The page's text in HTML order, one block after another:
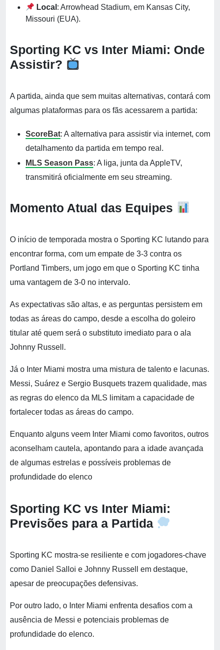
Local : Arrowhead Stadium, em Kansas City,
Missouri (EUA).
Sporting KC vs Inter Miami: Onde
Assistir?
A partida, ainda que sem muitas alternativas, contará com
algumas plataformas para os fãs acessarem a partida:
ScoreBat: A alternativa para assistir via internet, com
detalhamento da partida em tempo real.
MLS Season Pass: A liga, junta da AppleTV,
transmitirá oficialmente em seu streaming.
Momento Atual das Equipes
O início de temporada mostra o Sporting KC lutando para
encontrar forma, com um empate de 3-3 contra os
Portland Timbers, um jogo em que o Sporting KC tinha
uma vantagem de 3-0 no intervalo.
As expectativas são altas, e as perguntas persistem em
todas as áreas do campo, desde a escolha do goleiro
titular até quem será o substituto imediato para o ala
Johnny Russell.
Já o Inter Miami mostra uma mistura de talento e lacunas.
Messi, Suárez e Sergio Busquets trazem qualidade, mas
as regras do elenco da MLS limitam a capacidade de
fortalecer todas as áreas do campo.
Enquanto alguns veem Inter Miami como favoritos, outros
aconselham cautela, apontando para a idade avançada
de algumas estrelas e possíveis problemas de
profundidade do elenco
Sporting KC vs Inter Miami:
Previsões para a Partida
Sporting KC mostra-se resiliente e com jogadores-chave
como Daniel Salloi e Johnny Russell em destaque,
apesar de preocupações defensivas.
Por outro lado, o Inter Miami enfrenta desafios com a
ausência de Messi e potenciais problemas de
profundidade do elenco.